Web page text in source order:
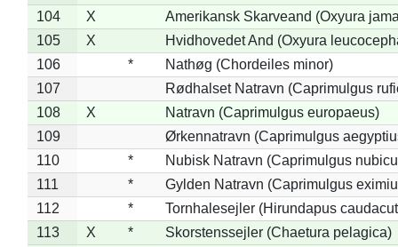
104 X
Amerikansk Skarveand (Oxyura
105
X
Hvidhovedet And (Oxyura
106
*
Nathøg (Chordeiles minor)
107
Rødhalset Natravn (Caprimulgus
108
X
Natravn (Caprimulgus europaeus)
109
Ørkennatravn (Caprimulgus
110
*
Nubisk Natravn (Caprimulgus
111
*
Gylden Natravn (Caprimulgus
112
*
Tornhalesejler (Hirundapus
113
X *
Skorstenssejler (Chaetura pelagica)